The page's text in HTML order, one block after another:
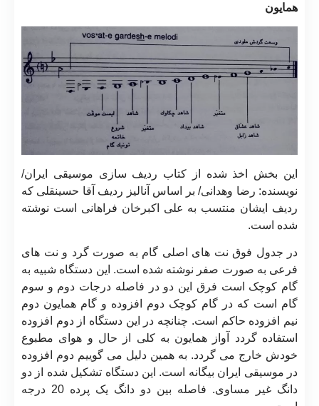
همایون
این بخش اخذ شده از کتاب ردیف سازی موسیقی ایران/
نویسنده: رضا وهدانی/ بر اساس آنالیز ردیف آقا حسینقلی که
ردیف ایشان منتسب به علی اکبرخان فراهانی است نوشته
شده است.
در جدول فوق نت های اصلی گام به صورت گرد و نت های
فرعی به صورت صفر نوشته شده است. این دستگاه شبیه به
گام کوچک است فرق این دو در فاصله درجات دوم و سوم
گام است که در گام کوچک دوم افزوده و گام همایون دوم
نیم افزوده حاکم است. چنانچه در این دستگاه از دوم افزوده
استفاده گردد آواز همایون به کلی از حال و هوای مطبوع
خودش خارج می گردد. به همین دلیل می گوییم دوم افزوده
در موسیقی ایران بیگانه است. این دستگاه تشکیل شده از دو
دانگ غیر مساوی. فاصله بین دو دانگ یک پرده 20 درجه